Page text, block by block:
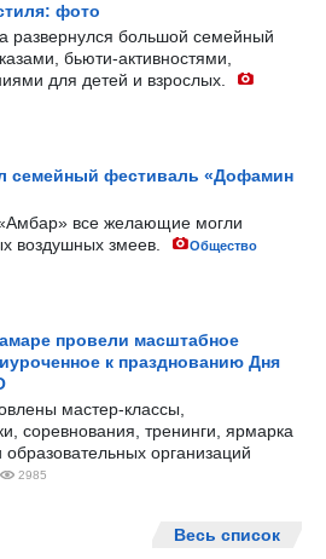
фото
развернулся большой семейный
бьюти-активностями,
для детей и взрослых.
семейный фестиваль «Дофамин
все желающие могли
воздушных змеев.
Общество
провели масштабное
к празднованию Дня
мастер-классы,
соревнования, тренинги, ярмарка
организаций
2985
Весь список